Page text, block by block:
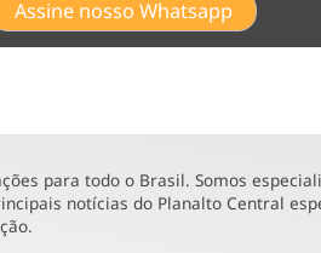
Assine nosso Whatsapp
para todo o Brasil. Somos
notícias do Planalto Central